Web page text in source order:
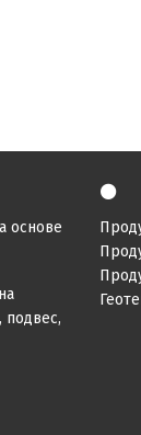
основе
подвес,
⚫